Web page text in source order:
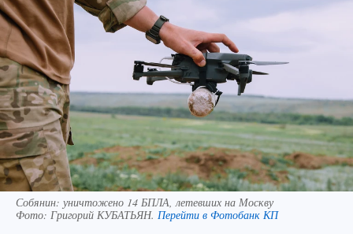
Собянин: уничтожено 14 БПЛА, летевших на Москву
Фото: Григорий КУБАТЬЯН. Перейти в Фотобанк КП